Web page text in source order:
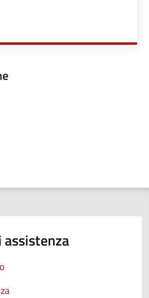
IL CANONE UNICO
assistenza